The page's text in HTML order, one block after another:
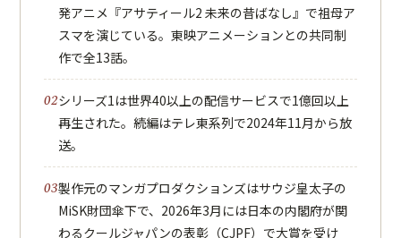
発アニメ『アサティール2 未来の昔ばなし』で祖母ア
スマを演じている。東映アニメーションとの共同制
作で全13話。
シリーズ1は世界40以上の配信サービスで1億回以上
再生された。続編はテレ東系列で2024年11月から放
送。
製作元のマンガプロダクションズはサウジ皇太子の
MiSK財団傘下で、2026年3月には日本の内閣府が関
わるクールジャパンの表彰（CJPF）で大賞を受け